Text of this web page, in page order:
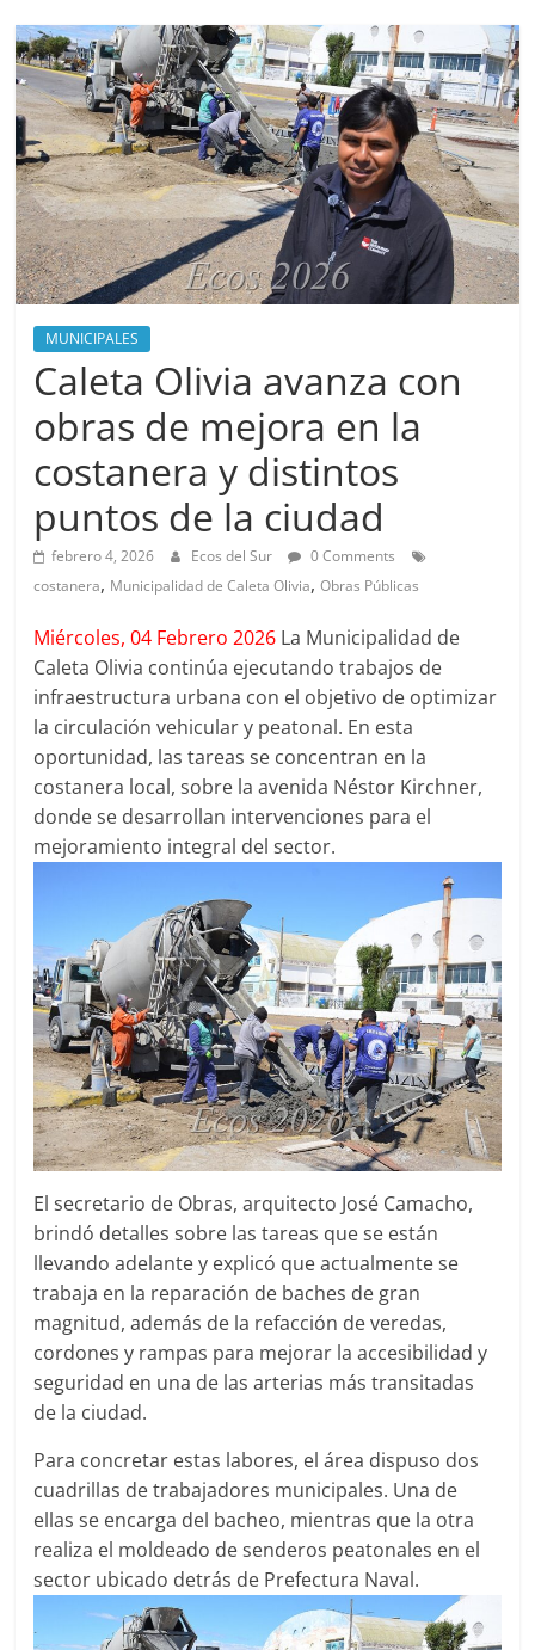
MUNICIPALES
Caleta Olivia avanza con
obras de mejora en la
costanera y distintos
puntos de la ciudad
febrero 4, 2026 Ecos del Sur
0 Comments
costanera, Municipalidad de Caleta Olivia,Obras Públicas
Miércoles, 04 Febrero 2026 La Municipalidad de
Caleta Olivia continúa ejecutando trabajos de
infraestructura urbana con el objetivo de optimizar
la circulación vehicular y peatonal. En esta
oportunidad, las tareas se concentran en la
costanera local, sobre la avenida Néstor Kirchner,
donde se desarrollan intervenciones para el
mejoramiento integral del sector.
El secretario de Obras, arquitecto José Camacho,
brindó detalles sobre las tareas que se están
llevando adelante y explicó que actualmente se
trabaja en la reparación de baches de gran
magnitud, además de la refacción de veredas,
cordones y rampas para mejorar la accesibilidad y
seguridad en una de las arterias más transitadas
de la ciudad.
Para concretar estas labores, el área dispuso dos
cuadrillas de trabajadores municipales. Una de
ellas se encarga del bacheo, mientras que la otra
realiza el moldeado de senderos peatonales en el
sector ubicado detrás de Prefectura Naval.